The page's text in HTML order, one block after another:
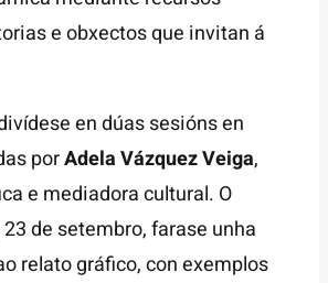
e obxectos que invitan á
en dúas sesións en
porAdela Vázquez Veiga,
e mediadora cultural. O
de setembro, farase unha
relato gráfico, con exemplos